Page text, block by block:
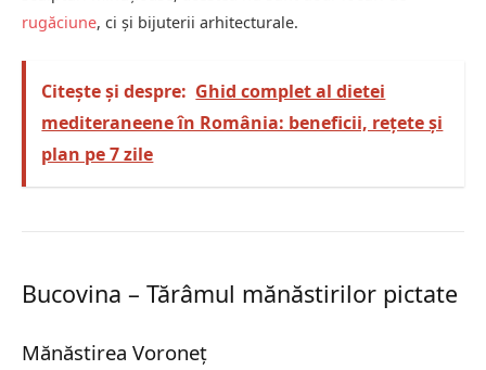
rugăciune, ci și bijuterii arhitecturale.
Citește și despre: Ghid complet al dietei
mediteraneene în România: beneficii, rețete și
plan pe 7 zile
Bucovina – Tărâmul mănăstirilor pictate
Mănăstirea Voroneț